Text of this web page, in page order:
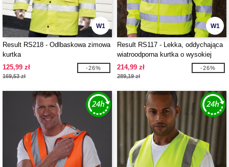
W1
Result RS218 - Odlbaskowa zimowa
kurtka
125,99 zł
169,53 zł
-26%
W1
Result RS117 - Lekka, oddychająca
wiatroodporna kurtka o wysokiej
widoczności
214,99 zł
289,19 zł
-26%